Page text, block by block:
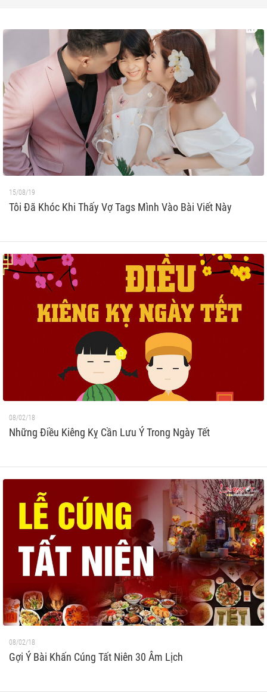
15/08/19
Tôi Đã Khóc Khi Thấy Vợ Tags Mình Vào Bài Viết Này
08/02/18
Những Điều Kiêng Kỵ Cần Lưu Ý Trong Ngày Tết
08/02/18
Gợi Ý Bài Khấn Cúng Tất Niên 30 Âm Lịch